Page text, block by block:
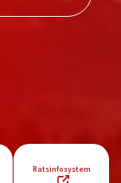
Ratsinfosystem